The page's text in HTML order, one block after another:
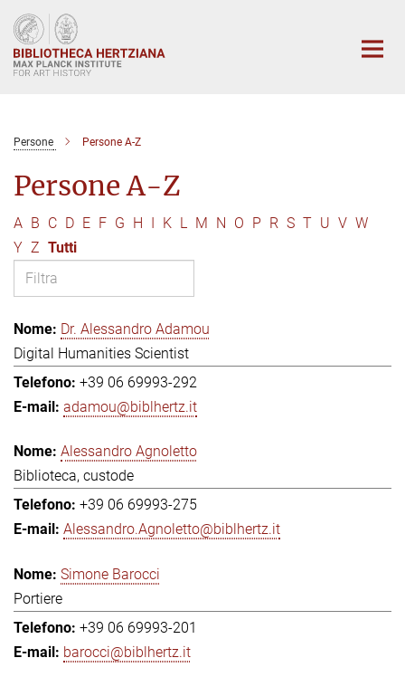
Main-
Content
Persone Persone A-Z
Persone A-Z
A B C D E F G H I K L M N O P R S T U V W
Y Z Tutti
Dr. Alessandro Adamou
Digital Humanities Scientist
+39 06 69993-292
adamou@biblhertz.it
Alessandro Agnoletto
Biblioteca, custode
+39 06 69993-275
Alessandro.Agnoletto@biblhertz.it
Simone Barocci
Portiere
+39 06 69993-201
barocci@biblhertz.it